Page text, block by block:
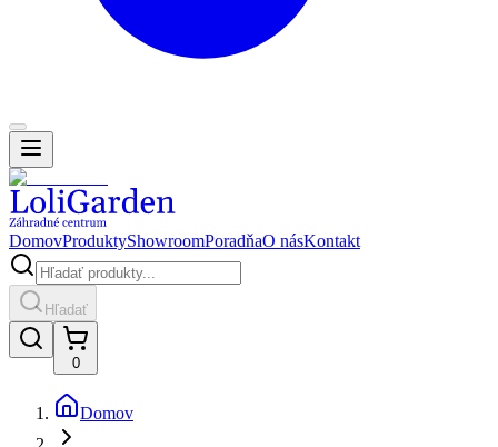
DomovProduktyShowroomPoradňaO násKontakt
Hľadať
0
Domov